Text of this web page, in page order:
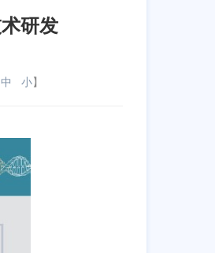
研发
中 小】